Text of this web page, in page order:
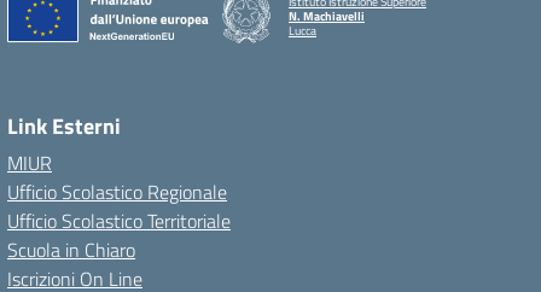
N. Machiavelli
Lucca
Link Esterni
MIUR
Ufficio Scolastico Regionale
Ufficio Scolastico Territoriale
Scuola in Chiaro
Iscrizioni On Line